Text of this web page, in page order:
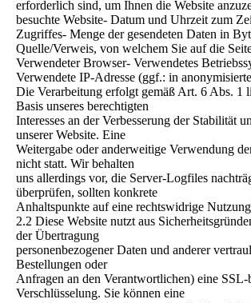
erforderlich sind, um Ihnen die Website
besuchte Website- Datum und Uhrzeit zum
Zugriffes- Menge der gesendeten Daten in
Quelle/Verweis, von welchem Sie auf die
Verwendeter Browser- Verwendetes
Verwendete IP-Adresse (ggf.: in
Die Verarbeitung erfolgt gemäß Art. 6 Abs.
Basis unseres berechtigten
Interesses an der Verbesserung der Stabilität
unserer Website. Eine
Weitergabe oder anderweitige Verwendung
nicht statt. Wir behalten
uns allerdings vor, die Server-Logfiles
überprüfen, sollten konkrete
Anhaltspunkte auf eine rechtswidrige
2.2 Diese Website nutzt aus
der Übertragung
personenbezogener Daten und anderer
Bestellungen oder
Anfragen an den Verantwortlichen) eine
Verschlüsselung. Sie können eine